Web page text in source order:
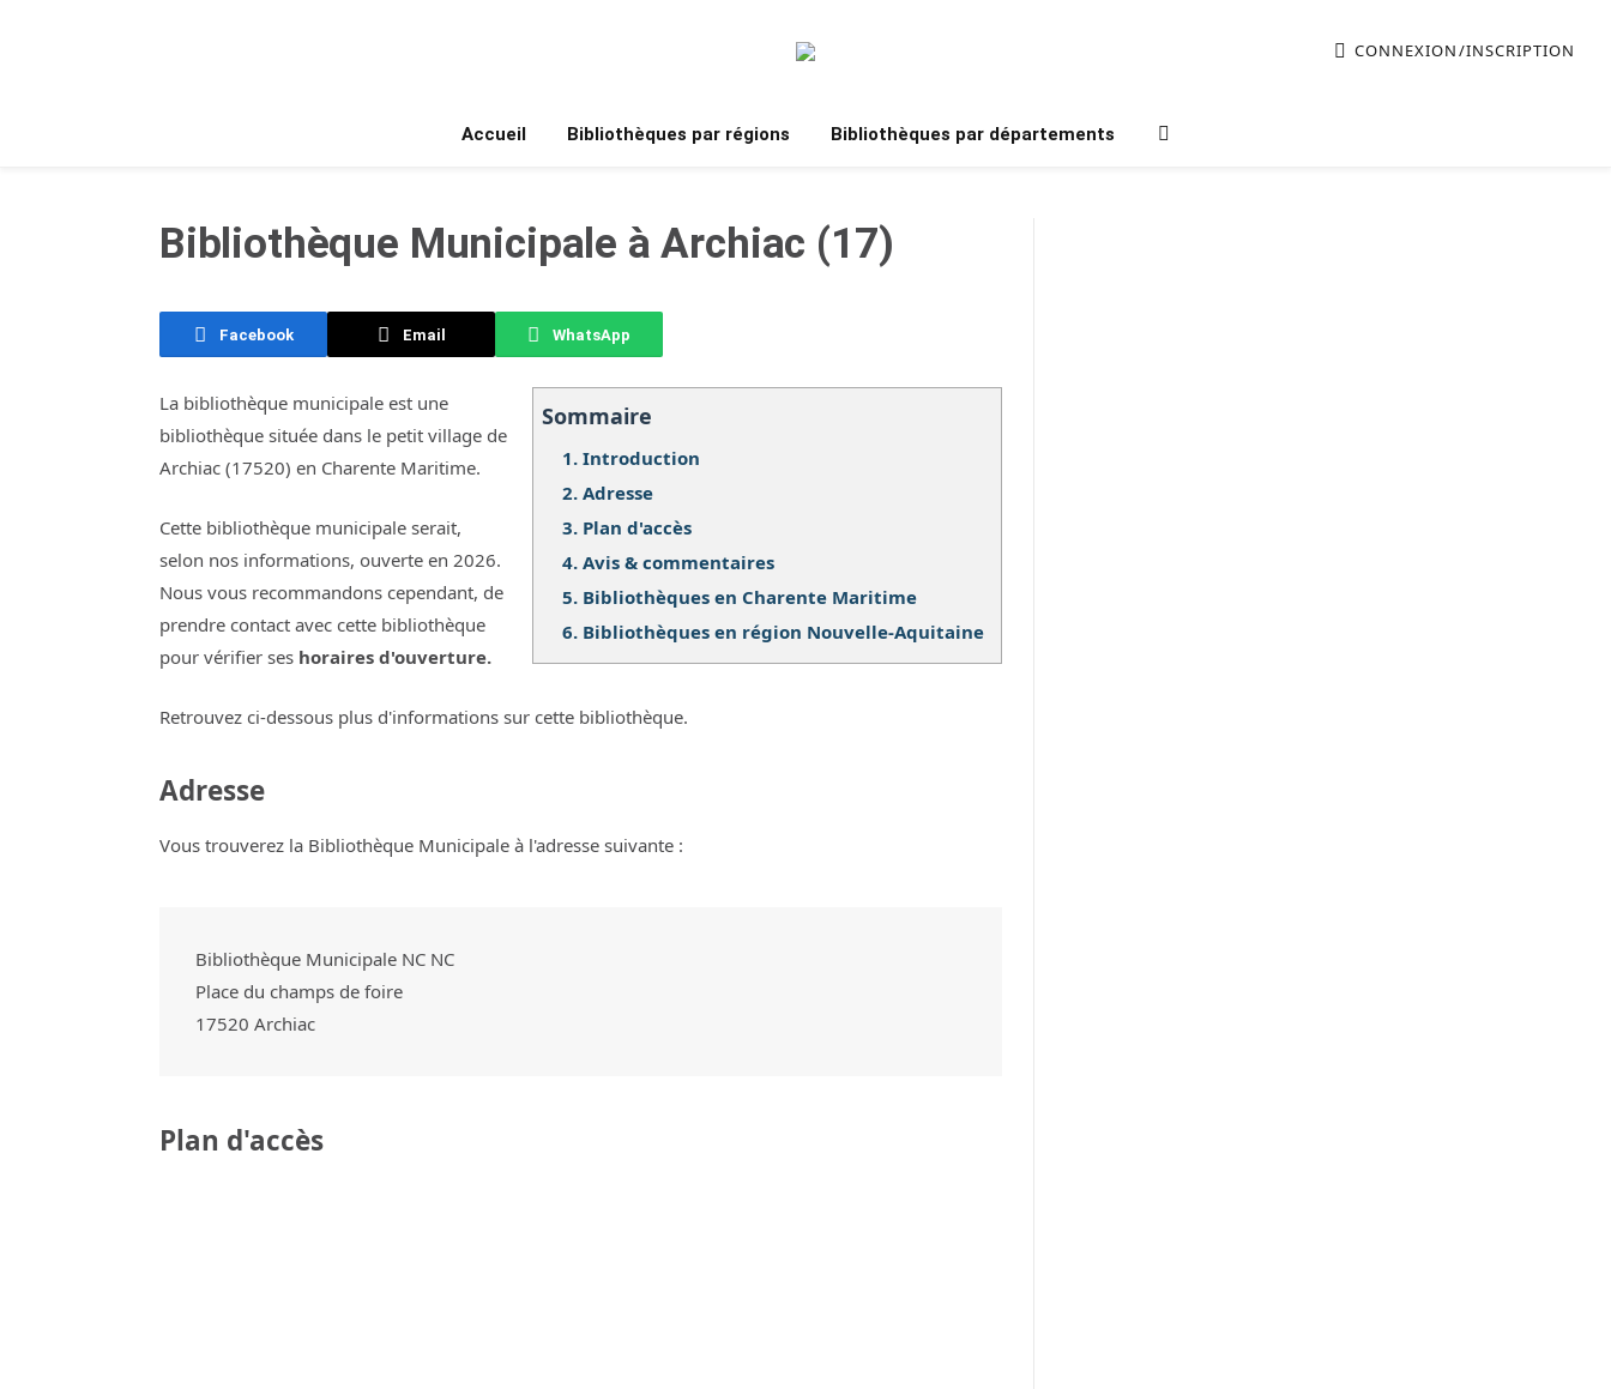
CONNEXION/INSCRIPTION
Accueil Bibliothèques par régions Bibliothèques par départements
Bibliothèque Municipale à Archiac (17)
Facebook Email WhatsApp
Sommaire
1. Introduction
2. Adresse
3. Plan d'accès
4. Avis & commentaires
5. Bibliothèques en Charente Maritime
6. Bibliothèques en région Nouvelle-Aquitaine
La bibliothèque municipale est une
bibliothèque située dans le petit village de
Archiac (17520) en Charente Maritime.
Cette bibliothèque municipale serait,
selon nos informations, ouverte en 2026.
Nous vous recommandons cependant, de
prendre contact avec cette bibliothèque
pour vérifier ses horaires d'ouverture.
Retrouvez ci-dessous plus d'informations sur cette bibliothèque.
Adresse
Vous trouverez la Bibliothèque Municipale à l'adresse suivante :
Bibliothèque Municipale NC NC
Place du champs de foire
17520 Archiac
Plan d'accès